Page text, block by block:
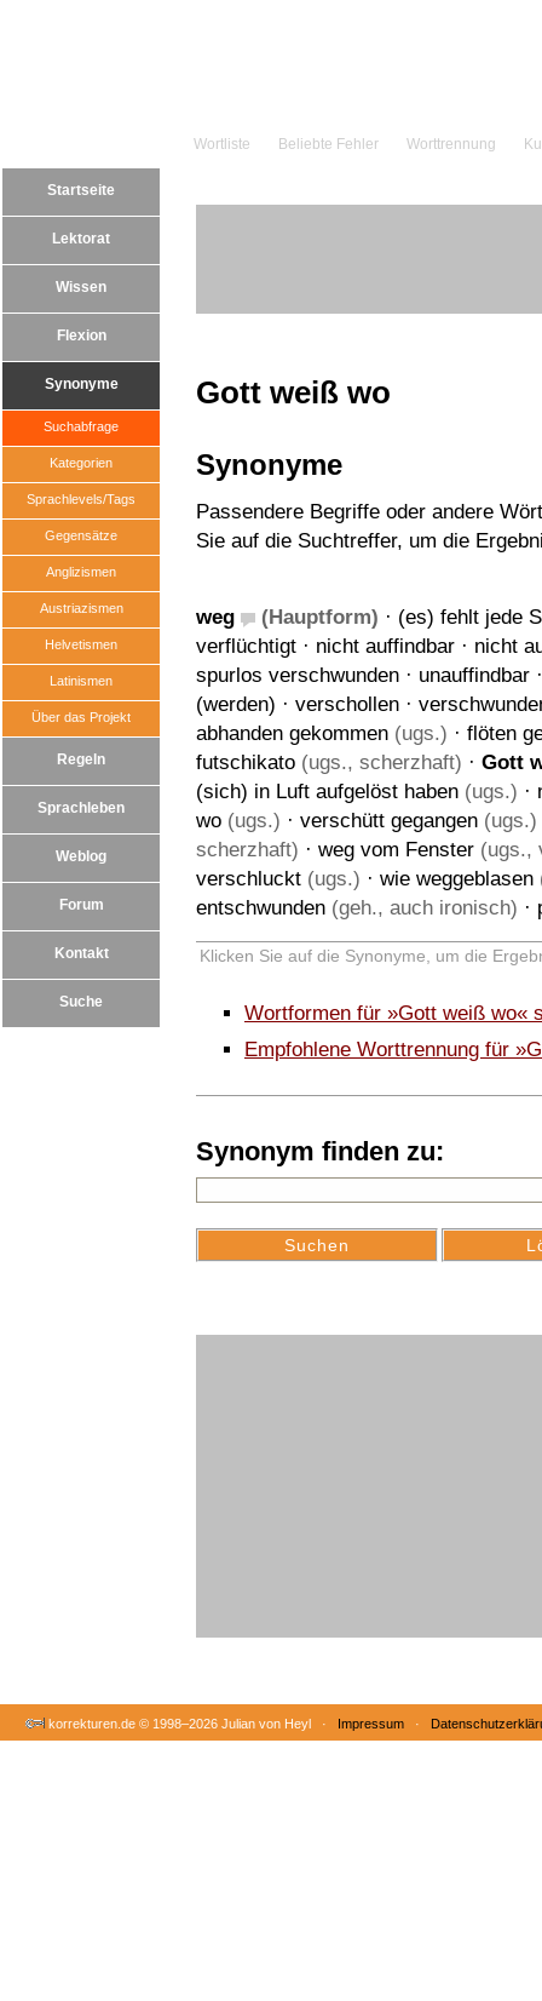
Wortliste Beliebte Fehler Worttrennung
Startseite
Lektorat
Wissen
Flexion
Synonyme
Suchabfrage
Kategorien
Sprachlevels/Tags
Gegensätze
Anglizismen
Austriazismen
Helvetismen
Latinismen
Über das Projekt
Regeln
Sprachleben
Weblog
Forum
Kontakt
Suche
Gott weiß wo
Synonyme
Passendere Begriffe oder andere
Sie auf die Suchtreffer, um die
weg (Hauptform) · (es) fehlt jede
verflüchtigt · nicht auffindbar · nicht
spurlos verschwunden · unauffindbar
(werden) · verschollen ·
abhanden gekommen (ugs.) · flöten
futschikato (ugs., scherzhaft) · Gott
(sich) in Luft aufgelöst haben (ugs.) ·
wo (ugs.) · verschütt gegangen (ugs.)
scherzhaft) · weg vom Fenster (ugs.,
verschluckt (ugs.) · wie weggeblasen
entschwunden (geh., auch ironisch) ·
Klicken Sie auf die Synonyme, um die
Wortformen für »Gott weiß wo«
Empfohlene Worttrennung für
Synonym finden zu:
korrekturen.de © 1998–2026 Julian von Heyl · Impressum ·